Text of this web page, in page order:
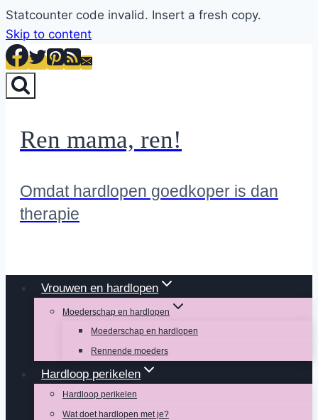
Statcounter code invalid. Insert a fresh copy.
Skip to content
Ren mama, ren!
Omdat hardlopen goedkoper is dan
therapie
Vrouwen en hardlopen
Moederschap en hardlopen
Moederschap en hardlopen
Rennende moeders
Hardloop perikelen
Hardloop perikelen
Wat doet hardlopen met je?